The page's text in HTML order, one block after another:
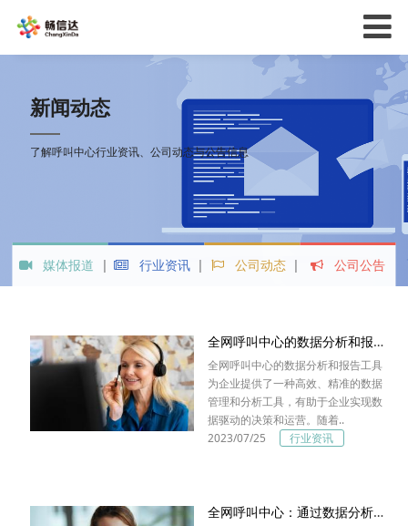
新闻动态
了解呼叫中心行业资讯、公司动态与公告信息
媒体报道 行业资讯 公司动态 公司公告
全网呼叫中心的数据分析和报告工具
全网呼叫中心的数据分析和报告工具
为企业提供了一种高效、精准的数据
管理和分析工具，有助于企业实现数
据驱动的决策和运营。随着..
2023/07/25
行业资讯
全网呼叫中心：通过数据分析进行营销和客户细分